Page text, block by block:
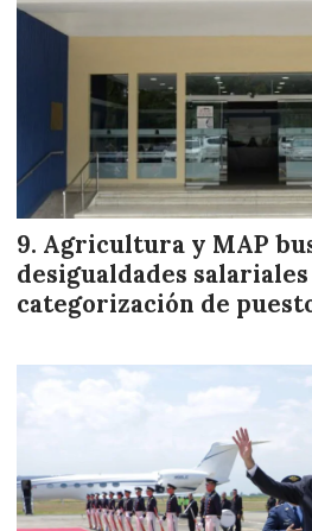
Agricultura y MAP
desigualdades
categorización de